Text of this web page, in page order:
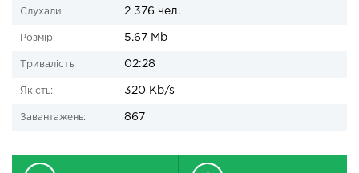
Слухали: 2 376 чел.
Розмір: 5.67 Mb
Тривалість: 02:28
Якість: 320 Kb/s
Завантажень: 867